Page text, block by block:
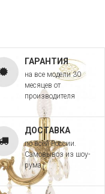
ГАРАНТИЯ
на все модели 30
месяцев от
производителя
ДОСТАВКА
по всей России.
Самовывоз из шоу-
рума